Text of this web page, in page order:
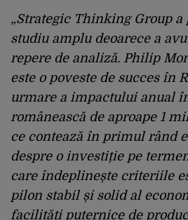
„Strategic Thinking Group a
studiu amplu deoarece a
repere de analiză. Philip
este o poveste de succes în
urmare a impactului anual
românească de aproape 1
ce contează în primul rând
despre o investiție pe
care îndeplinește criteriile
pilon stabil și solid al
facilități puternice de